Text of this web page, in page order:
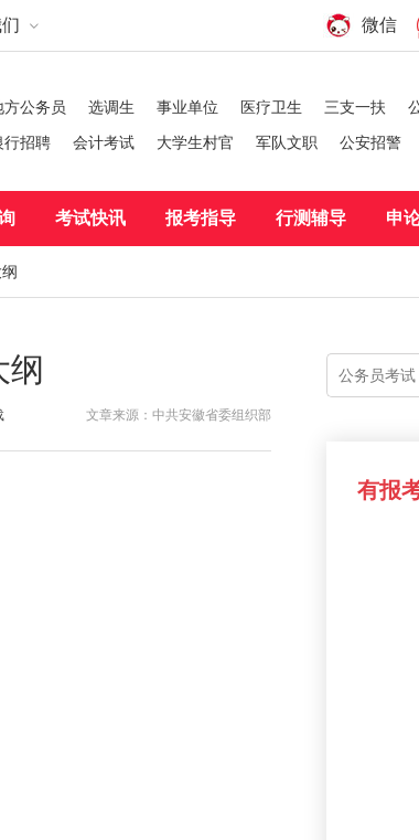
微信
方公务员 选调生 事业单位 医疗卫生 三支一扶
行招聘
会计考试 大学生村官 军队文职 公安招警
考试快讯 报考指导 行测辅导 申
纲
文章来源：中共安徽省委组织部
有报